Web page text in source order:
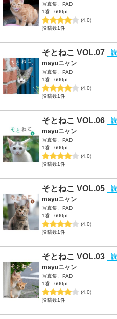
写真集、PAD
1巻
600pt
(4.0)
投稿数1件
そとねこ VOL.07
mayuニャン
写真集、PAD
1巻
600pt
(4.0)
投稿数1件
そとねこ VOL.06
mayuニャン
写真集、PAD
1巻
600pt
(4.0)
投稿数1件
そとねこ VOL.05
mayuニャン
写真集、PAD
1巻
600pt
(4.0)
投稿数1件
そとねこ VOL.03
mayuニャン
写真集、PAD
1巻
600pt
(4.0)
投稿数1件